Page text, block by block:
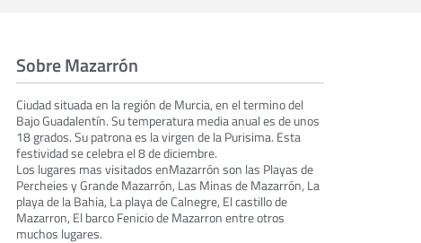
Sobre Mazarrón
Ciudad situada en la región de Murcia, en el termino del
Bajo Guadalentín. Su temperatura media anual es de unos
18 grados. Su patrona es la virgen de la Purisima. Esta
festividad se celebra el 8 de diciembre.
Los lugares mas visitados enMazarrón son las Playas de
Percheies y Grande Mazarrón, Las Minas de Mazarrón, La
playa de la Bahia, La playa de Calnegre, El castillo de
Mazarron, El barco Fenicio de Mazarron entre otros
muchos lugares.